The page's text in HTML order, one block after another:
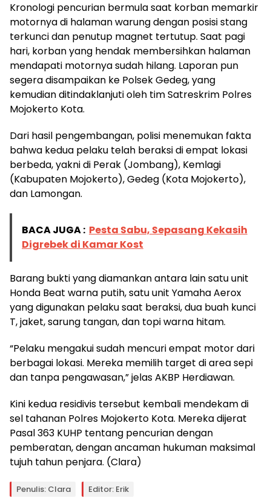
Kronologi pencurian bermula saat korban memarkir
motornya di halaman warung dengan posisi stang
terkunci dan penutup magnet tertutup. Saat pagi
hari, korban yang hendak membersihkan halaman
mendapati motornya sudah hilang. Laporan pun
segera disampaikan ke Polsek Gedeg, yang
kemudian ditindaklanjuti oleh tim Satreskrim Polres
Mojokerto Kota.
Dari hasil pengembangan, polisi menemukan fakta
bahwa kedua pelaku telah beraksi di empat lokasi
berbeda, yakni di Perak (Jombang), Kemlagi
(Kabupaten Mojokerto), Gedeg (Kota Mojokerto),
dan Lamongan.
BACA JUGA : Pesta Sabu, Sepasang Kekasih
Digrebek di Kamar Kost
Barang bukti yang diamankan antara lain satu unit
Honda Beat warna putih, satu unit Yamaha Aerox
yang digunakan pelaku saat beraksi, dua buah kunci
T, jaket, sarung tangan, dan topi warna hitam.
“Pelaku mengakui sudah mencuri empat motor dari
berbagai lokasi. Mereka memilih target di area sepi
dan tanpa pengawasan,” jelas AKBP Herdiawan.
Kini kedua residivis tersebut kembali mendekam di
sel tahanan Polres Mojokerto Kota. Mereka dijerat
Pasal 363 KUHP tentang pencurian dengan
pemberatan, dengan ancaman hukuman maksimal
tujuh tahun penjara. (Clara)
Penulis: Clara Editor: Erik